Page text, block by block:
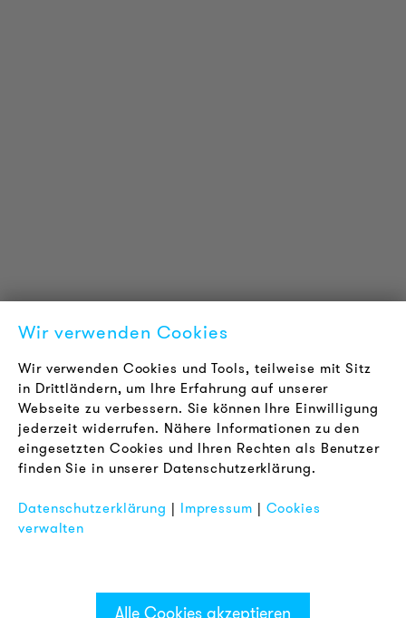
Karriere
Newsletter
RECHTLICHES
AGB
Datenschutz
FAQ
Wir verwenden Cookies
Wir verwenden Cookies und Tools, teilweise mit Sitz
in Drittländern, um Ihre Erfahrung auf unserer
Webseite zu verbessern. Sie können Ihre Einwilligung
jederzeit widerrufen. Nähere Informationen zu den
eingesetzten Cookies und Ihren Rechten als Benutzer
finden Sie in unserer Datenschutzerklärung.
Datenschutzerklärung | Impressum | Cookies
verwalten